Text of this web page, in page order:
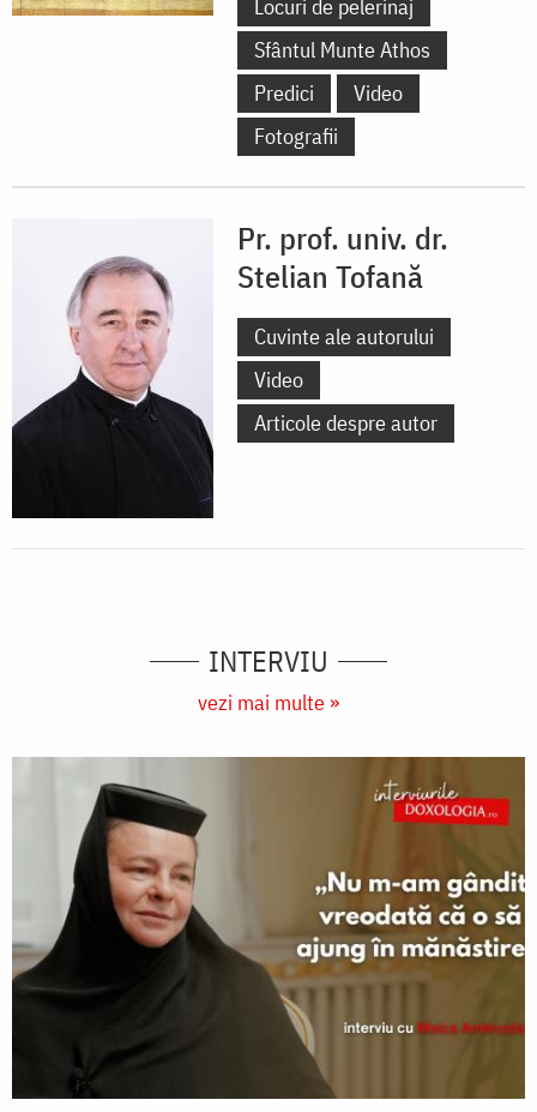
Locuri de pelerinaj
Sfântul Munte Athos
Predici
Video
Fotografii
Pr. prof. univ. dr.
Stelian Tofană
Cuvinte ale autorului
Video
Articole despre autor
INTERVIU
vezi mai multe »